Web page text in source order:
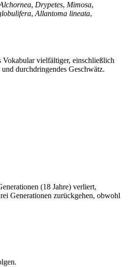
, Drypetes, Mimosa,
, Allantoma lineata,
vielfältiger, einschließlich
durchdringendes Geschwätz.
(18 Jahre) verliert,
Generationen zurückgehen, obwohl